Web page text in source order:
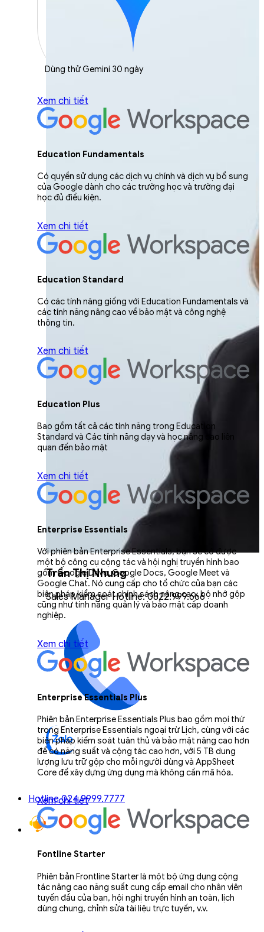
Trần Thị Nhung
Sales Manager Hotline: 0822.999.666
Hotline 024.9999.7777
Dùng thử Gemini 30 ngày
Xem chi tiết
Education Fundamentals
Có quyền sử dụng các dịch vụ chính và dịch vụ bổ sung
của Google dành cho các trường học và trường đại
học đủ điều kiện.
Xem chi tiết
Education Standard
Có các tính năng giống với Education Fundamentals và
các tính năng nâng cao về bảo mật và công nghệ
thông tin.
Xem chi tiết
Education Plus
Bao gồm tất cả các tính năng trong Education
Standard và Các tính năng dạy và học nâng cao liên
quan đến bảo mật
Xem chi tiết
Enterprise Essentials
Với phiên bản Enterprise Essentials, bạn sẽ có được
một bộ công cụ cộng tác và hội nghị truyền hình bao
gồm Google Drive, Google Docs, Google Meet và
Google Chat. Nó cung cấp cho tổ chức của bạn các
biện pháp kiểm soát chính sách nâng cao, bộ nhớ gộp
cũng như tính năng quản lý và bảo mật cấp doanh
nghiệp.
Xem chi tiết
Enterprise Essentials Plus
Phiên bản Enterprise Essentials Plus bao gồm mọi thứ
trong Enterprise Essentials ngoại trừ Lịch, cùng với các
biện pháp kiểm soát tuân thủ và bảo mật nâng cao hơn
để có năng suất và cộng tác cao hơn, với 5 TB dung
lượng lưu trữ gộp cho mỗi người dùng và AppSheet
Core để xây dựng ứng dụng mà không cần mã hóa.
Xem chi tiết
Fontline Starter
Phiên bản Frontline Starter là một bộ ứng dụng cộng
tác nâng cao năng suất cung cấp email cho nhân viên
tuyến đầu của bạn, hội nghị truyền hình an toàn, lịch
dùng chung, chỉnh sửa tài liệu trực tuyến, v.v.